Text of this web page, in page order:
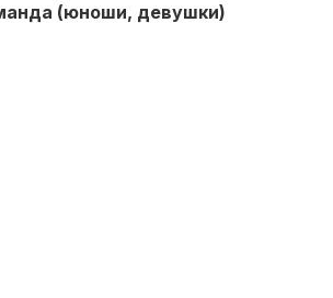
(юноши, девушки)